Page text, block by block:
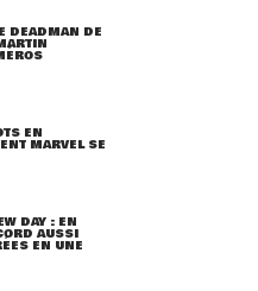
DEADMAN DE
EN
MARVEL SE
DAY : EN
AUSSI
EN UNE